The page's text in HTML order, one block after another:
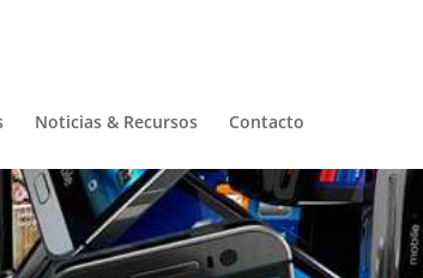
Noticias & Recursos Contacto